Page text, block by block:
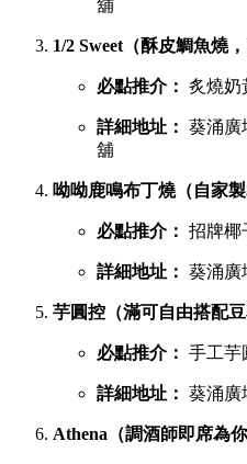
舖
1/2 Sweet（酥皮鯛魚燒
必點推介： 炙燒奶
詳細地址： 葵涌廣
舖
呦呦鹿鳴布丁燒（自家
必點推介： 招牌椰
詳細地址： 葵涌廣
芋圓控（滿可自由搭配豆
必點推介： 手工芋
詳細地址： 葵涌廣
Athena（調酒師即席為